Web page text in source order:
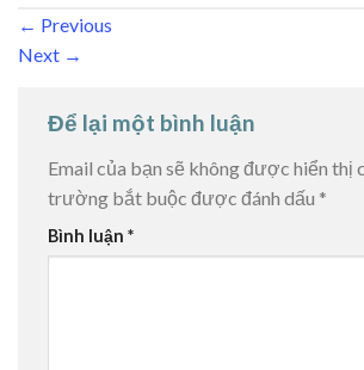
← Previous
Next →
Để lại một bình luận
Email của bạn sẽ không được hiển thị
trường bắt buộc được đánh dấu *
Bình luận *